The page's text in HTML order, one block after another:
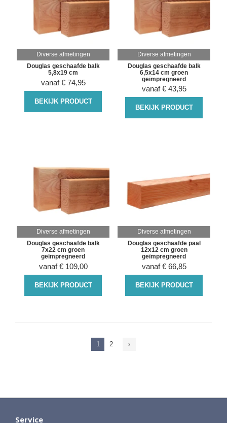
Diverse afmetingen
Douglas geschaafde balk
5,8x19 cm
vanaf € 74,95
BEKIJK PRODUCT
Diverse afmetingen
Douglas geschaafde balk
6,5x14 cm groen
geïmpregneerd
vanaf € 43,95
BEKIJK PRODUCT
Diverse afmetingen
Douglas geschaafde balk
7x22 cm groen
geïmpregneerd
vanaf € 109,00
BEKIJK PRODUCT
Diverse afmetingen
Douglas geschaafde paal
12x12 cm groen
geïmpregneerd
vanaf € 66,85
BEKIJK PRODUCT
1 2 ›
Service